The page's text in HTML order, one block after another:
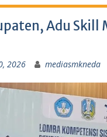
Adu Skill
2026 mediasmkneda